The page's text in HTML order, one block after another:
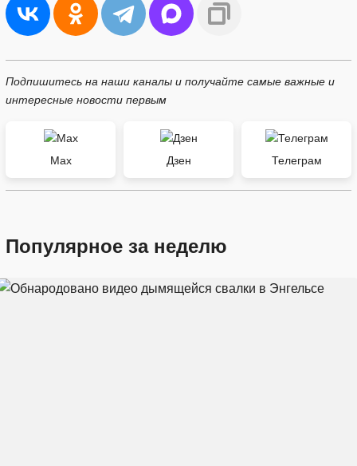
Подпишитесь на наши каналы и получайте самые важные и
интересные новости первым
Max Дзен Телеграм
Популярное за неделю